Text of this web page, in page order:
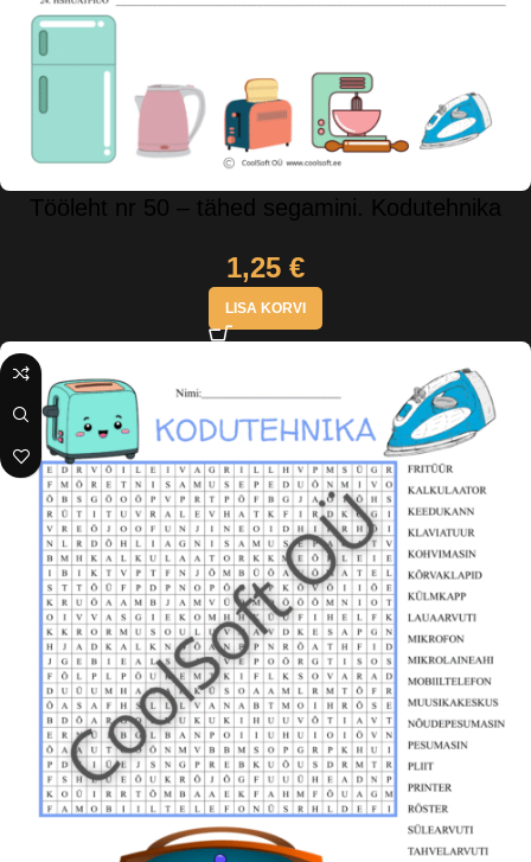
Tööleht nr 50 – tähed segamini. Kodutehnika
1,25 €
LISA KORVI